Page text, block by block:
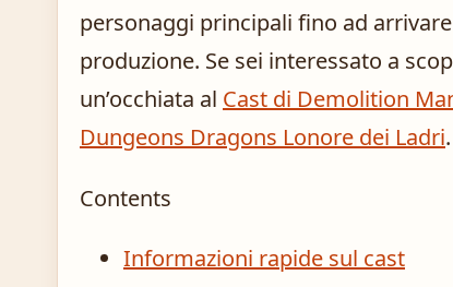
personaggi principali fino ad
produzione. Se sei interessato a
un’occhiata al Cast di Demolition
Dungeons Dragons Lonore dei Ladri.
Contents
Informazioni rapide sul cast